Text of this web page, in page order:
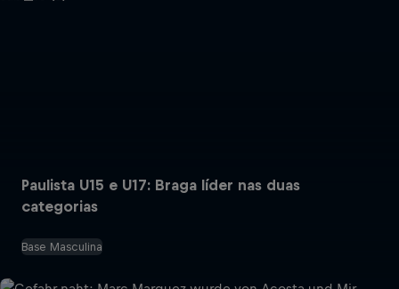
Paulista U15 e U17: Braga líder nas duas
categorias
Base Masculina